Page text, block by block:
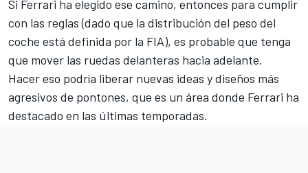
Si Ferrari ha elegido ese camino, entonces para cumplir
con las reglas (dado que la distribución del peso del
coche está definida por la FIA), es probable que tenga
que mover las ruedas delanteras hacia adelante.
Hacer eso podría liberar nuevas ideas y diseños más
agresivos de pontones, que es un área donde Ferrari ha
destacado en las últimas temporadas.